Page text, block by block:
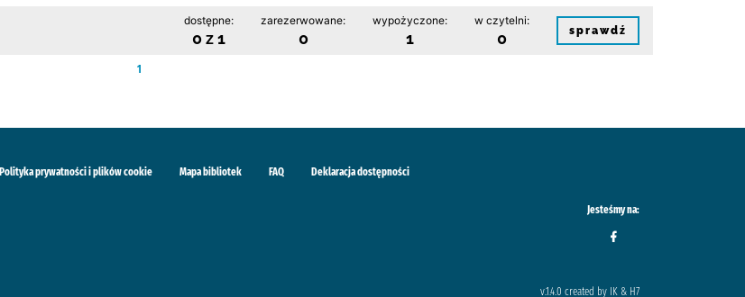
dostępne:
0 z 1
zarezerwowane:
0
wypożyczone:
1
w czytelni:
0 sprawdź
1
Polityka prywatności i plików cookie Mapa bibliotek FAQ Deklaracja dostępności
Jesteśmy na:
v.1.4.0 created by IK & H7